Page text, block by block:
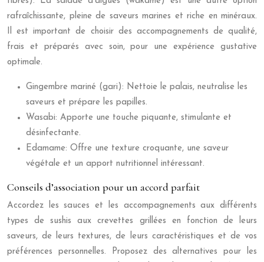
rafraîchissante, pleine de saveurs marines et riche en minéraux.
Il est important de choisir des accompagnements de qualité,
frais et préparés avec soin, pour une expérience gustative
optimale.
Gingembre mariné (gari): Nettoie le palais, neutralise les
saveurs et prépare les papilles.
Wasabi: Apporte une touche piquante, stimulante et
désinfectante.
Edamame: Offre une texture croquante, une saveur
végétale et un apport nutritionnel intéressant.
Conseils d’association pour un accord parfait
Accordez les sauces et les accompagnements aux différents
types de sushis aux crevettes grillées en fonction de leurs
saveurs, de leurs textures, de leurs caractéristiques et de vos
préférences personnelles. Proposez des alternatives pour les